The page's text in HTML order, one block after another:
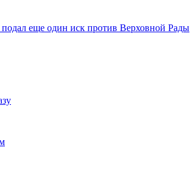
еще один иск против Верховной Рады